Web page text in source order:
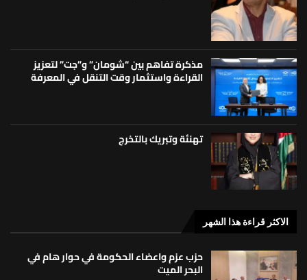
مذكرة تفاهم بين “شومان” و”جت” لتعزيز
القراءة واستثمار وقت التنقل في المعرفة
تهنئة وتبريك بالتخرج
الاكثر قراءة هذا الشهر
حزب عزم واعضاء الحكومة في حوار هام في
البحر الميت